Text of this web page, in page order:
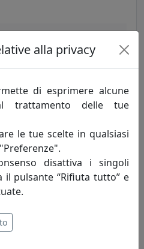
alla privacy
di esprimere alcune
trattamento delle tue
le tue scelte in qualsiasi
disattiva i singoli
pulsante “Rifiuta tutto” e